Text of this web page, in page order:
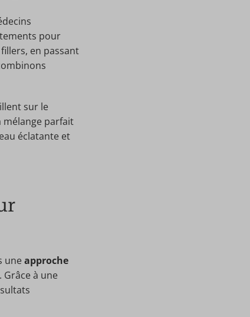
pour
en passant
sur le
mélange parfait
éclatante et
uneapproche
à une